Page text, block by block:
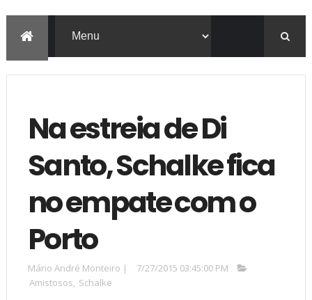
Na estreia de Di
Santo, Schalke fica
no empate com o
Porto
Mário André Monteiro |
7/27/2015 03:45:00 PM
Amistosos, Schalke